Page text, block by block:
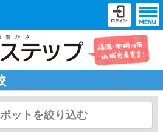
ットを絞り込む